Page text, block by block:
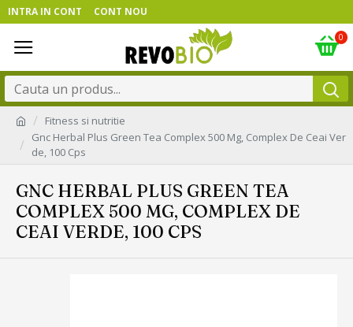
INTRA IN CONT CONT NOU
0
Fitness si nutritie
Gnc Herbal Plus Green Tea Complex 500 Mg, Complex De Ceai Ver
de, 100 Cps
GNC HERBAL PLUS GREEN TEA
COMPLEX 500 MG, COMPLEX DE
CEAI VERDE, 100 CPS